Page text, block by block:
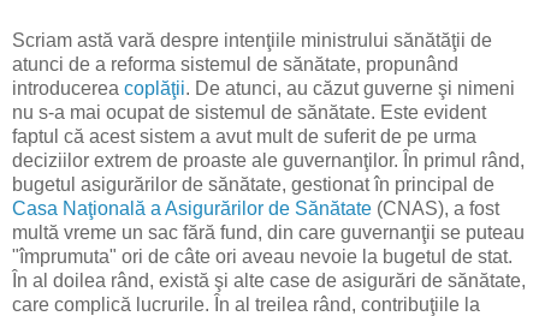
Scriam astă vară despre intenţiile ministrului sănătăţii de
atunci de a reforma sistemul de sănătate, propunând
introducerea coplăţii. De atunci, au căzut guverne şi nimeni
nu s-a mai ocupat de sistemul de sănătate. Este evident
faptul că acest sistem a avut mult de suferit de pe urma
deciziilor extrem de proaste ale guvernanţilor. În primul rând,
bugetul asigurărilor de sănătate, gestionat în principal de
Casa Naţională a Asigurărilor de Sănătate (CNAS), a fost
multă vreme un sac fără fund, din care guvernanţii se puteau
"împrumuta" ori de câte ori aveau nevoie la bugetul de stat.
În al doilea rând, există şi alte case de asigurări de sănătate,
care complică lucrurile. În al treilea rând, contribuţiile la